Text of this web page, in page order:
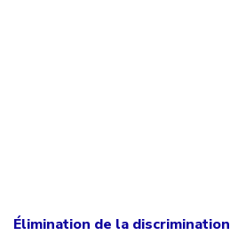
Élimination de la discrimination